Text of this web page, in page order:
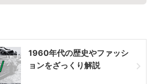
1960年代の歴史やファッシ
ョンをざっくり解説